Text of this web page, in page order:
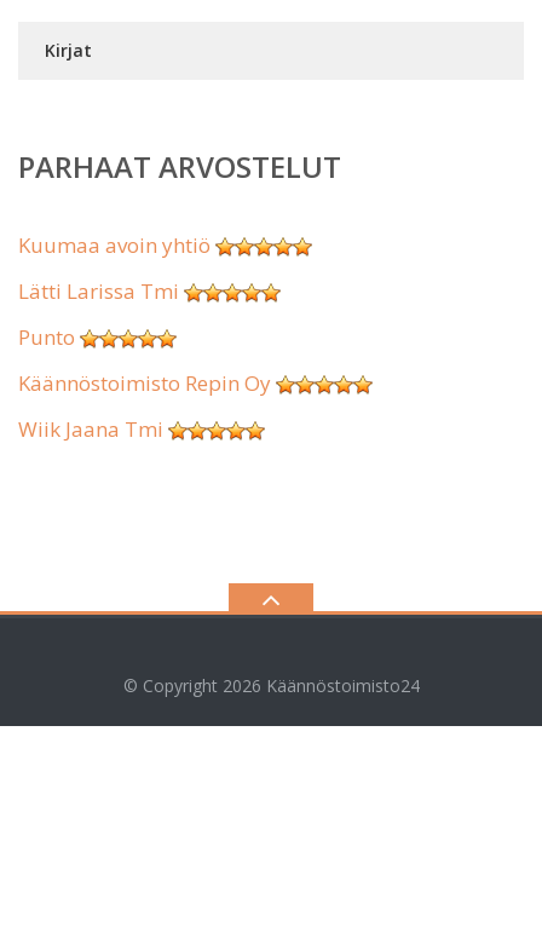
Kirjat
PARHAAT ARVOSTELUT
Kuumaa avoin yhtiö
Lätti Larissa Tmi
Punto
Käännöstoimisto Repin Oy
Wiik Jaana Tmi
© Copyright 2026 Käännöstoimisto24